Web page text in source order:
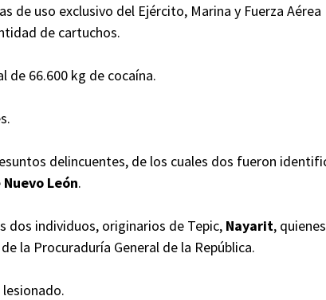
de uso exclusivo del Ejército, Marina y Fuerza Aérea
de cartuchos.
de 66.600 kg de cocaína.
delincuentes, de los cuales dos fueron
Nuevo León.
dos individuos, originarios de Tepic, Nayarit,
la Procuraduría General de la República.